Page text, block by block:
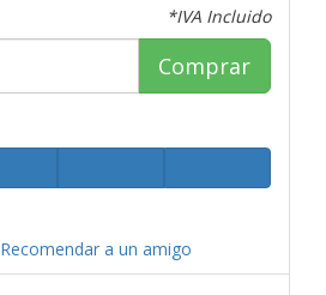
*IVA Incluido
Comprar
Recomendar a un amigo